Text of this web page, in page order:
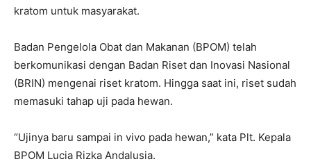
kratom untuk masyarakat.
Badan Pengelola Obat dan Makanan (BPOM) telah
berkomunikasi dengan Badan Riset dan Inovasi Nasional
(BRIN) mengenai riset kratom. Hingga saat ini, riset sudah
memasuki tahap uji pada hewan.
“Ujinya baru sampai in vivo pada hewan,” kata Plt. Kepala
BPOM Lucia Rizka Andalusia.